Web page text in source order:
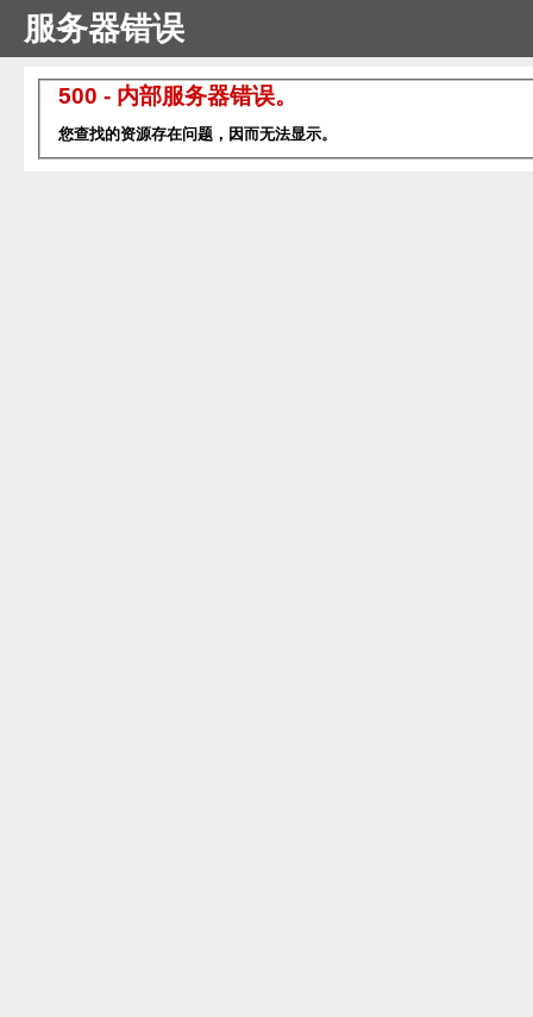
服务器错误
500 - 内部服务器错误。
您查找的资源存在问题，因而无法显示。